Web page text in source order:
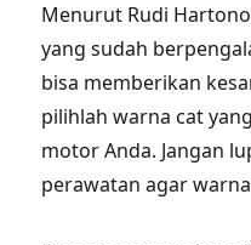
Menurut Rudi
yang sudah
bisa memberikan
pilihlah warna cat
motor Anda. Jangan
perawatan agar